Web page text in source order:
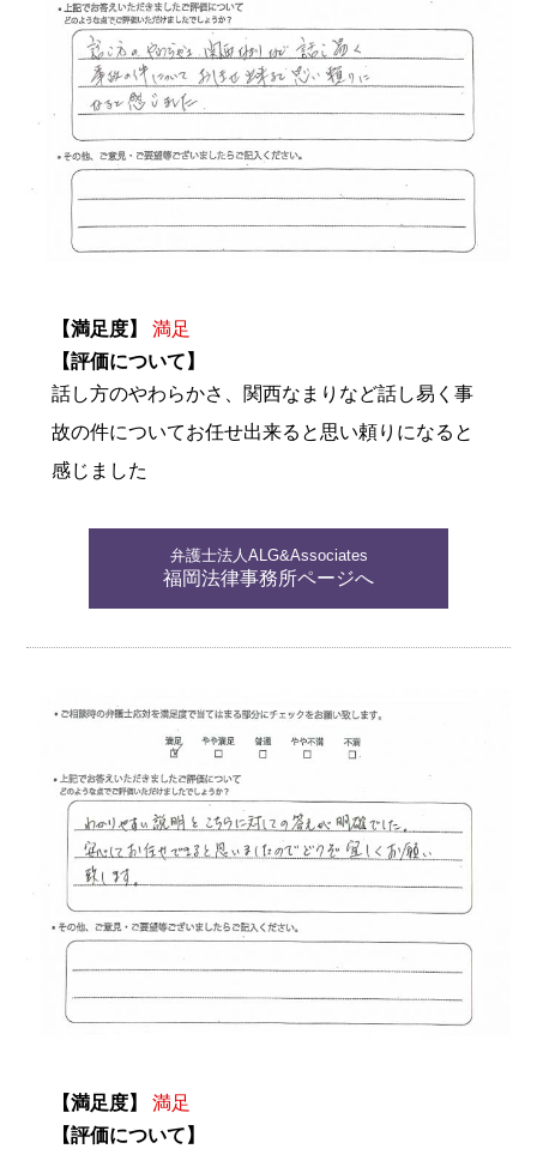
【満足度】
満足
【評価について】
話し方のやわらかさ、関西なまりなど話し易く事
故の件についてお任せ出来ると思い頼りになると
感じました
弁護士法人ALG&Associates
福岡法律事務所ページへ
【満足度】
満足
【評価について】